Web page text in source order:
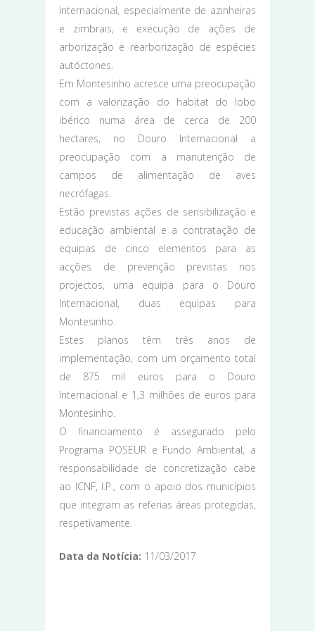
Internacional, especialmente de azinheiras
e zimbrais, e execução de ações de
arborização e rearborização de espécies
autóctones.
Em Montesinho acresce uma preocupação
com a valorização do habitat do lobo
ibérico numa área de cerca de 200
hectares, no Douro Internacional a
preocupação com a manutenção de
campos de alimentação de aves
necrófagas.
Estão previstas ações de sensibilização e
educação ambiental e a contratação de
equipas de cinco elementos para as
acções de prevenção previstas nos
projectos, uma equipa para o Douro
Internacional, duas equipas para
Montesinho.
Estes planos têm três anos de
implementação, com um orçamento total
de 875 mil euros para o Douro
Internacional e 1,3 milhões de euros para
Montesinho.
O financiamento é assegurado pelo
Programa POSEUR e Fundo Ambiental, a
responsabilidade de concretização cabe
ao ICNF, I.P., com o apoio dos municípios
que integram as referias áreas protegidas,
respetivamente.
Data da Notícia: 11/03/2017